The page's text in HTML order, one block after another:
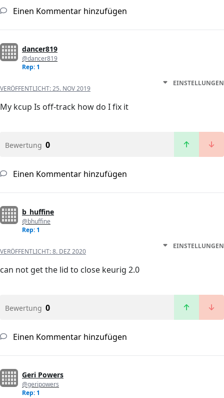
Einen Kommentar hinzufügen
dancer819
@dancer819
Rep: 1
VERÖFFENTLICHT:25. NOV 2019
EINSTELLUNGEN
My kcup Is off-track how do I fix it
Bewertung 0
Einen Kommentar hinzufügen
b_huffine
@bhuffine
Rep: 1
VERÖFFENTLICHT:8. DEZ 2020
EINSTELLUNGEN
can not get the lid to close keurig 2.0
Bewertung 0
Einen Kommentar hinzufügen
Geri Powers
@geripowers
Rep: 1